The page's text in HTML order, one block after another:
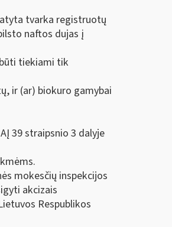
tvarka registruotų
naftos dujas į
tiekiami tik
ir (ar) biokuro gamybai
39 straipsnio 3 dalyje
mokesčių inspekcijos
akcizais
Respublikos